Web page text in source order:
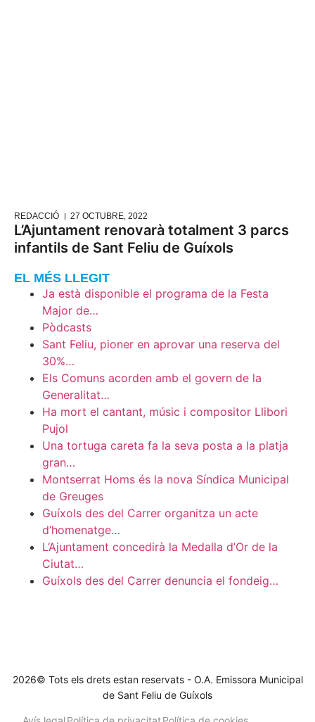
REDACCIÓ 27 OCTUBRE, 2022
L’Ajuntament renovarà totalment 3 parcs
infantils de Sant Feliu de Guíxols
EL MÉS LLEGIT
Ja està disponible el programa de la Festa
Major de…
Pòdcasts
Sant Feliu, pioner en aprovar una reserva del
30%…
Els Comuns acorden amb el govern de la
Generalitat…
Ha mort el cantant, músic i compositor Llibori
Pujol
Una tortuga careta fa la seva posta a la platja
gran…
Montserrat Homs és la nova Síndica Municipal
de Greuges
Guíxols des del Carrer organitza un acte
d’homenatge…
L’Ajuntament concedirà la Medalla d’Or de la
Ciutat…
Guíxols des del Carrer denuncia el fondeig…
2026© Tots els drets estan reservats - O.A. Emissora Municipal
de Sant Feliu de Guíxols